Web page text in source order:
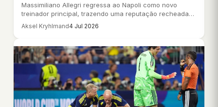
Massimiliano Allegri regressa ao Napoli como novo
treinador principal, trazendo uma reputação recheada
de troféus…
Aksel Kryhlmand4 Jul 2026